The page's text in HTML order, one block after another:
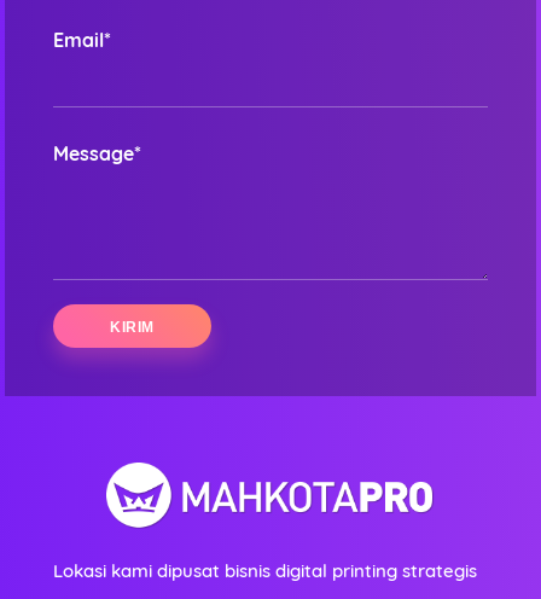
Email*
Message*
Lokasi kami dipusat bisnis digital printing strategis